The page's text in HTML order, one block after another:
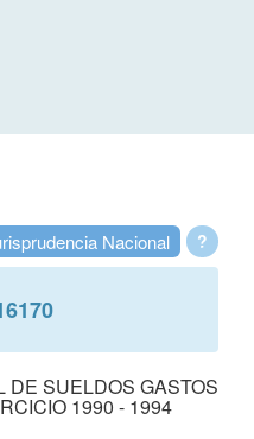
?
Nacional
DE SUELDOS GASTOS
1990 - 1994